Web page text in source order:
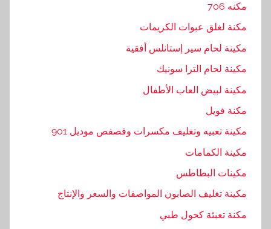
مكنه 706
مكنة لغلق عبوات الكريمات
مكينة لحام سير إستانلس أفقية
مكينة لحام الترا سونيك
مكينة لبيض العاب الأطفال
مكنة فويل
مكينة تعبيه وتغليف مكسرات وفصفص موديل 901
مكينة الكمامات
مكينات البطاطس
مكينة تغليف الصابون المواصفات والسعر والإنتاج
مكنة تعبئة كحول طبي